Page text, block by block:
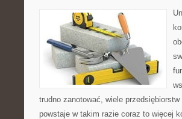
trudno zanotować, wiele
powstaje w takim razie coraz to więcej